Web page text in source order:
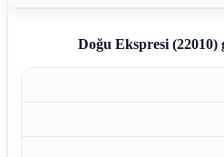
Doğu Ekspresi (22010)